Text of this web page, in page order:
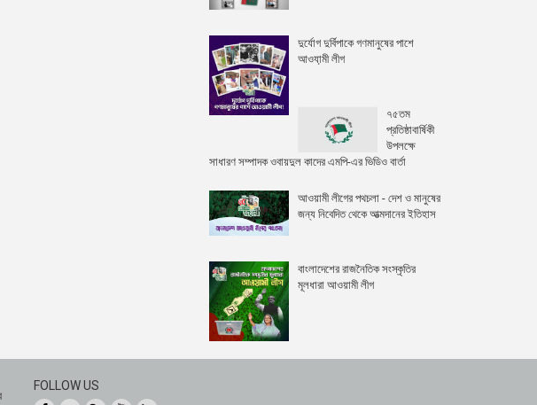
দুর্যোগ দুর্বিপাকে গণমানুষের পাশে
আওযা়মী লীগ
৭৫তম
প্রতিষ্ঠাবার্ষিকী
উপলক্ষে
সাধারণ সম্পাদক ওবায়দুল কাদের এমপি-এর ভিডিও বার্তা
আওয়ামী লীগের পথচলা - দেশ ও মানুষের
জন্য নিবেদিত থেকে আত্মদানের ইতিহাস
বাংলাদেশের রাজনৈতিক সংস্কৃতির
মূলধারা আওয়ামী লীগ
FOLLOW US